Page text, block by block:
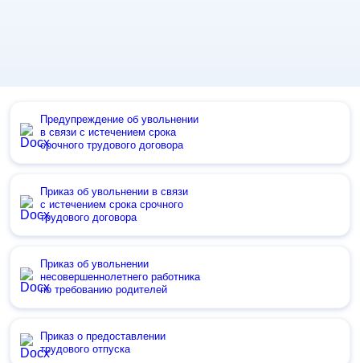
Предупреждение об увольнении
в связи с истечением срока
срочного трудового договора
Приказ об увольнении в связи
с истечением срока срочного
трудового договора
Приказ об увольнении
несовершеннолетнего работника
по требованию родителей
Приказ о предоставлении
трудового отпуска